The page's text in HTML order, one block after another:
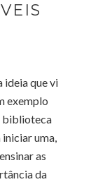
ideia que vi
exemplo
biblioteca
uma,
as
da